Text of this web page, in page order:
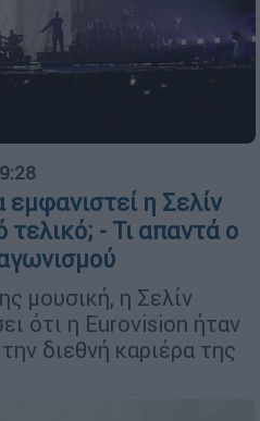
η Σελίν
τελικό; - Τι απαντά ο
μουσική, η Σελίν
ότι η Eurovision ήταν
διεθνή καριέρα της